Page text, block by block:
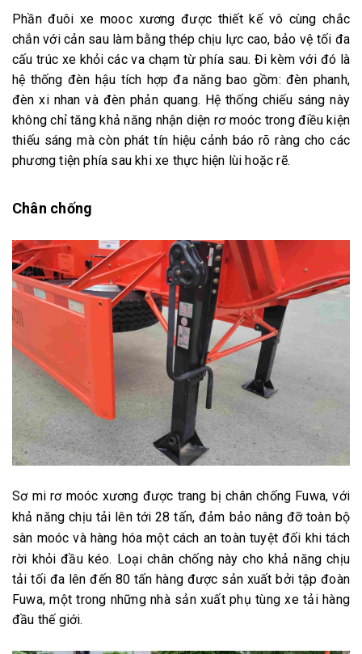
Phần đuôi xe mooc xương được thiết kế vô cùng chắc
chắn với cản sau làm bằng thép chịu lực cao, bảo vệ tối đa
cấu trúc xe khỏi các va chạm từ phía sau. Đi kèm với đó là
hệ thống đèn hậu tích hợp đa năng bao gồm: đèn phanh,
đèn xi nhan và đèn phản quang. Hệ thống chiếu sáng này
không chỉ tăng khả năng nhận diện rơ moóc trong điều kiện
thiếu sáng mà còn phát tín hiệu cảnh báo rõ ràng cho các
phương tiện phía sau khi xe thực hiện lùi hoặc rẽ.
Chân chống
Sơ mi rơ moóc xương được trang bị chân chống Fuwa, với
khả năng chịu tải lên tới 28 tấn, đảm bảo nâng đỡ toàn bộ
sàn moóc và hàng hóa một cách an toàn tuyệt đối khi tách
rời khỏi đầu kéo. Loại chân chống này cho khả năng chịu
tải tối đa lên đến 80 tấn hàng được sản xuất bởi tập đoàn
Fuwa, một trong những nhà sản xuất phụ tùng xe tải hàng
đầu thế giới.